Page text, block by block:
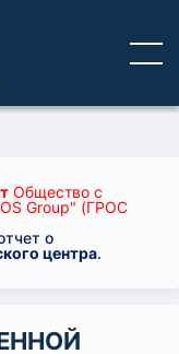
Общество с
Group" (ГРОС
о
центра.